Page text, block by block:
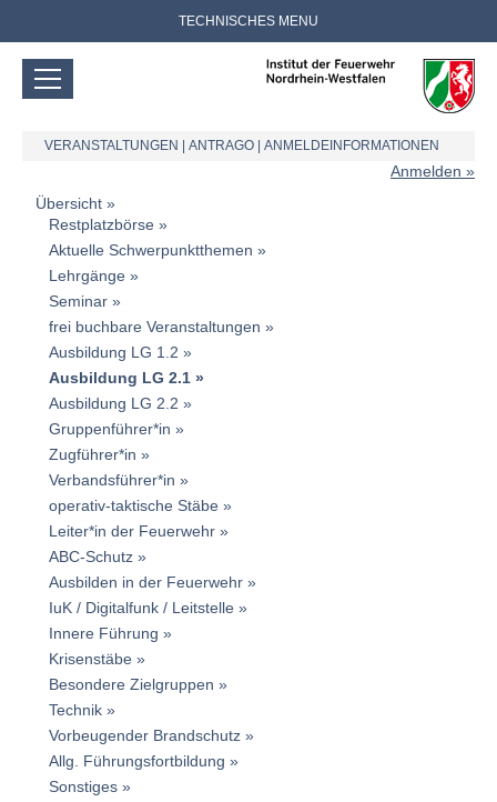
TECHNISCHES MENU
VERANSTALTUNGEN ANTRAGO ANMELDEINFORMATIONEN
Anmelden
Übersicht
Restplatzbörse
Aktuelle Schwerpunktthemen
Lehrgänge
Seminar
frei buchbare Veranstaltungen
Ausbildung LG 1.2
Ausbildung LG 2.1
Ausbildung LG 2.2
Gruppenführer*in
Zugführer*in
Verbandsführer*in
operativ-taktische Stäbe
Leiter*in der Feuerwehr
ABC-Schutz
Ausbilden in der Feuerwehr
IuK / Digitalfunk / Leitstelle
Innere Führung
Krisenstäbe
Besondere Zielgruppen
Technik
Vorbeugender Brandschutz
Allg. Führungsfortbildung
Sonstiges